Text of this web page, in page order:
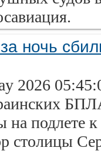
ночь
2026
подлете
столицы